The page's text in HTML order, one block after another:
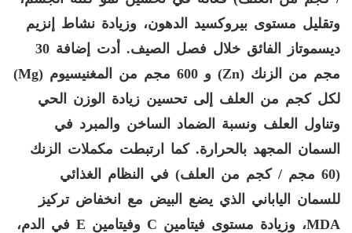
وتقليل مستوى بيروكسيد الدهون، وزيادة نشاط إنزيم
ديسموتاز الفائق خلال فصل الصيف. أدت إضافة 30
مجم من الزنك (Zn) و 600 مجم من المغنيسيوم ( Mg
)
لكل كجم من العلف إلى تحسين زيادة الوزن الحي
وتناول العلف ونسبة الضماد الساخن والمبرد في
السمان المجهد بالحرارة. كما ارتبطت مكملات الزنك
(60 مجم / كجم من العلف) في النظام الغذائي
للسمان الياباني الذي يضع البيض مع انخفاض تركيز
MDA، وزيادة مستوى فيتامين C وفيتامين E في الدم،